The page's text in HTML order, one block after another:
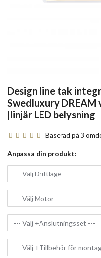
Design line tak
Swedluxury
|linjär LED belysning
Baserad på 3
Anpassa din produkt: